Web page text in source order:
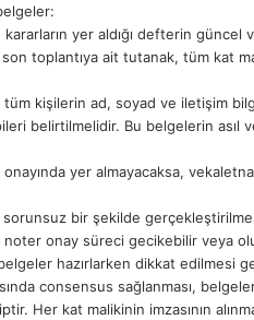
kararların yer aldığı defterin güncel
toplantıya ait tutanak, tüm kat
kişilerin ad, soyad ve iletişim
belirtilmelidir. Bu belgelerin asıl
yer almayacaksa,
bir şekilde
noter onay süreci gecikebilir veya
hazırlarken dikkat edilmesi
consensus sağlanması,
Her kat malikinin imzasının